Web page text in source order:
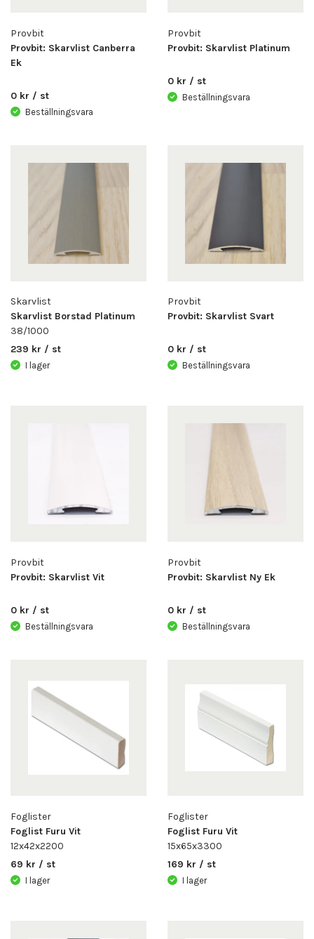
Provbit
Provbit: Skarvlist Canberra
Ek
0 kr / st
Beställningsvara
Provbit
Provbit: Skarvlist Platinum
0 kr / st
Beställningsvara
Skarvlist
Skarvlist Borstad Platinum
38/1000
239 kr / st
I lager
Provbit
Provbit: Skarvlist Svart
0 kr / st
Beställningsvara
Provbit
Provbit: Skarvlist Vit
0 kr / st
Beställningsvara
Provbit
Provbit: Skarvlist Ny Ek
0 kr / st
Beställningsvara
Foglister
Foglist Furu Vit
12x42x2200
69 kr / st
I lager
Foglister
Foglist Furu Vit
15x65x3300
169 kr / st
I lager